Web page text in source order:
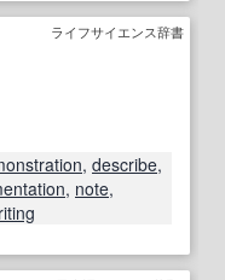
ライフサイエンス辞書
, describe,
, note,